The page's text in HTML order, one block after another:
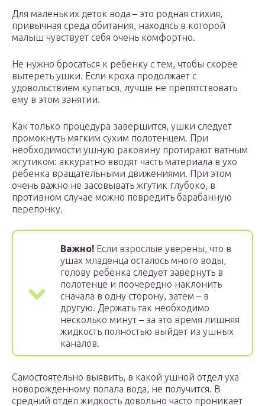
Для маленьких деток вода – это родная стихия,
привычная среда обитания, находясь в которой
малыш чувствует себя очень комфортно.
Не нужно бросаться к ребенку с тем, чтобы скорее
вытереть ушки. Если кроха продолжает с
удовольствием купаться, лучше не препятствовать
ему в этом занятии.
Как только процедура завершится, ушки следует
промокнуть мягким сухим полотенцем. При
необходимости ушную раковину протирают ватным
жгутиком: аккуратно вводят часть материала в ухо
ребенка вращательными движениями. При этом
очень важно не засовывать жгутик глубоко, в
противном случае можно повредить барабанную
перепонку.
Важно! Если взрослые уверены, что в
ушах младенца осталось много воды,
голову ребенка следует завернуть в
полотенце и поочередно наклонить
сначала в одну сторону, затем – в
другую. Держать так необходимо
несколько минут – за это время лишняя
жидкость полностью выйдет из ушных
каналов.
Самостоятельно выявить, в какой ушной отдел уха
новорожденному попала вода, не получится. В
средний отдел жидкость довольно часто проникает